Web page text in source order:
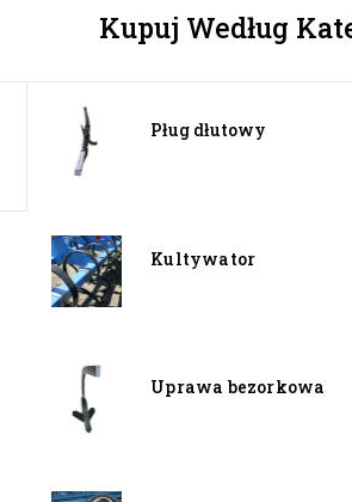
Kupuj Według
Pług dłutowy
Kultywator
Uprawa bezorkowa